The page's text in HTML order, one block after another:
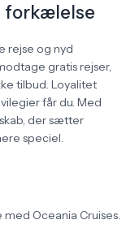
forkælelse
rejse og nyd
gratis rejser,
tilbud. Loyalitet
får du. Med
der sætter
speciel.
Oceania Cruises.